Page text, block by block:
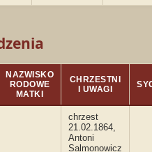
NAZWISKO
RODOWE
MATKI
CHRZESTNI
I UWAGI
chrzest
21.02.1864,
Antoni
Salmonowicz